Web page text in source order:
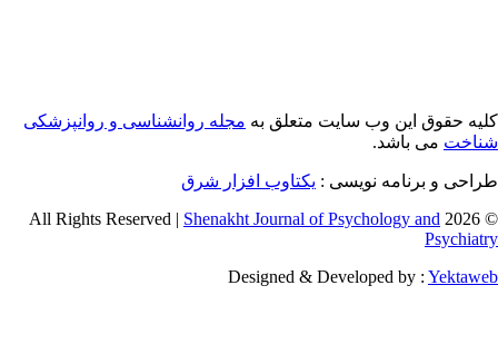
حقوق این وب سایت متعلق بهمجله روانشناسی و روانپزشکی
می باشد.
و برنامه نویسی : یکتاوب افزار شرق
©
Shenakht Journal of Psychology and
Designed & Developed by :